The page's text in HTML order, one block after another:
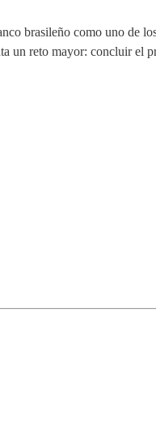
brasileño como uno de
reto mayor: concluir el